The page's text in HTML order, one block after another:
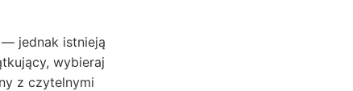
jednak istnieją
wybieraj
z czytelnymi